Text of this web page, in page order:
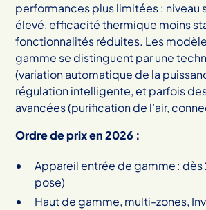
performances plus limitées : niveau
élevé, efficacité thermique moins
fonctionnalités réduites. Les
gamme se distinguent par une
(variation automatique de la
régulation intelligente, et parfois
avancées (purification de l’air,
Ordre de prix en 2026 :
Appareil entrée de gamme :
pose)
Haut de gamme, multi-zones,